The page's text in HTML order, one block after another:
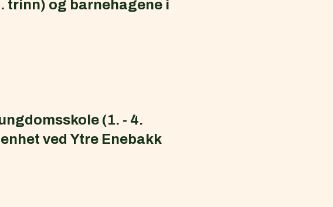
trinn) og barnehagene i
(1. - 4.
ved Ytre Enebakk